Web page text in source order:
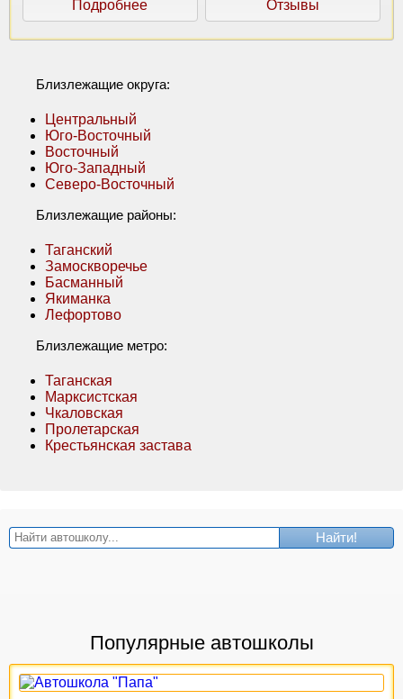
Подробнее Отзывы
Близлежащие округа:
Центральный
Юго-Восточный
Восточный
Юго-Западный
Северо-Восточный
Близлежащие районы:
Таганский
Замоскворечье
Басманный
Якиманка
Лефортово
Близлежащие метро:
Таганская
Марксистская
Чкаловская
Пролетарская
Крестьянская застава
Найти!
Популярные автошколы